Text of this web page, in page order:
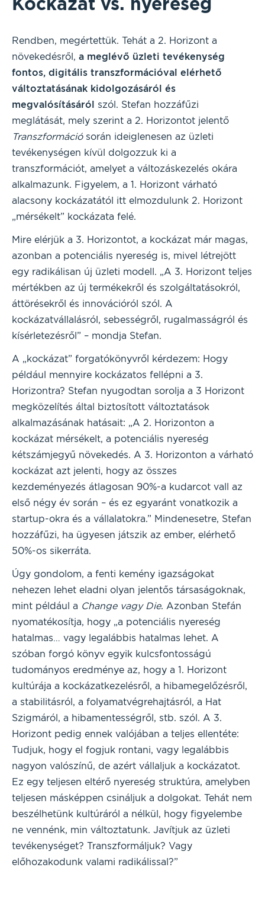
Rendben, megértettük. Tehát a 2. Horizont a
növekedésről, a meglévő üzleti tevékenység
fontos, digitális transzformációval elérhető
változtatásának kidolgozásáról és
megvalósításáról szól. Stefan hozzáfűzi
meglátását, mely szerint a 2. Horizontot jelentő
Transzformációsorán ideiglenesen az üzleti
tevékenységen kívül dolgozzuk ki a
transzformációt, amelyet a változáskezelés okára
alkalmazunk. Figyelem, a 1. Horizont várható
alacsony kockázatától itt elmozdulunk 2. Horizont
„mérsékelt” kockázata felé.
Mire elérjük a 3. Horizontot, a kockázat már magas,
azonban a potenciális nyereség is, mivel létrejött
egy radikálisan új üzleti modell. „A 3. Horizont teljes
mértékben az új termékekről és szolgáltatásokról,
áttörésekről és innovációról szól. A
kockázatvállalásról, sebességről, rugalmasságról és
kísérletezésről” – mondja Stefan.
A „kockázat” forgatókönyvről kérdezem: Hogy
például mennyire kockázatos fellépni a 3.
Horizontra? Stefan nyugodtan sorolja a 3 Horizont
megközelítés által biztosított változtatások
alkalmazásának hatásait: „A 2. Horizonton a
kockázat mérsékelt, a potenciális nyereség
kétszámjegyű növekedés. A 3. Horizonton a várható
kockázat azt jelenti, hogy az összes
kezdeményezés átlagosan 90%-a kudarcot vall az
első négy év során – és ez egyaránt vonatkozik a
startup-okra és a vállalatokra.” Mindenesetre, Stefan
hozzáfűzi, ha ügyesen játszik az ember, elérhető
50%-os sikerráta.
Úgy gondolom, a fenti kemény igazságokat
nehezen lehet eladni olyan jelentős társaságoknak,
mint például a Change vagy Die. Azonban Stefán
nyomatékosítja, hogy „a potenciális nyereség
hatalmas… vagy legalábbis hatalmas lehet. A
szóban forgó könyv egyik kulcsfontosságú
tudományos eredménye az, hogy a 1. Horizont
kultúrája a kockázatkezelésről, a hibamegelőzésről,
a stabilitásról, a folyamatvégrehajtásról, a Hat
Szigmáról, a hibamentességről, stb. szól. A 3.
Horizont pedig ennek valójában a teljes ellentéte:
Tudjuk, hogy el fogjuk rontani, vagy legalábbis
nagyon valószínű, de azért vállaljuk a kockázatot.
Ez egy teljesen eltérő nyereség struktúra, amelyben
teljesen másképpen csináljuk a dolgokat. Tehát nem
beszélhetünk kultúráról a nélkül, hogy figyelembe
ne vennénk, min változtatunk. Javítjuk az üzleti
tevékenységet? Transzformáljuk? Vagy
előhozakodunk valami radikálissal?”